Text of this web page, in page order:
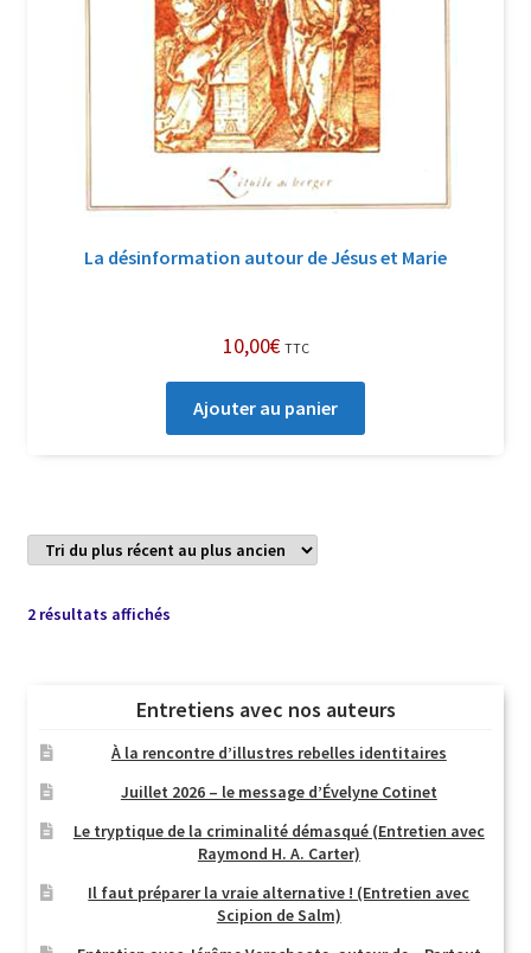
La désinformation autour de Jésus et Marie
10,00€ TTC
Ajouter au panier
2 résultats affichésTrié
au
plus
Entretiens avec nos auteurs
À la rencontre d’illustres rebelles identitaires
Juillet 2026 – le message d’Évelyne Cotinet
Le tryptique de la criminalité démasqué (Entretien avec
Raymond H. A. Carter)
Il faut préparer la vraie alternative ! (Entretien avec
Scipion de Salm)